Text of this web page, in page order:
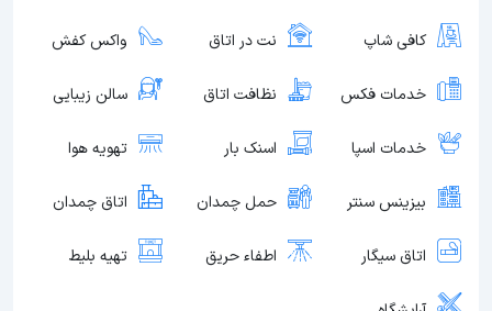
کافی شاپ نت در اتاق واکس کفش
خدمات فکس نظافت اتاق سالن زیبایی
خدمات اسپا اسنک بار تهویه هوا
بیزینس سنتر حمل چمدان اتاق چمدان
اتاق سیگار اطفاء حریق تهیه بلیط